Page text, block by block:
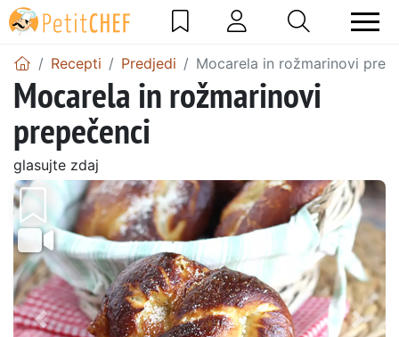
Recepti Predjedi Mocarela in rožmarinovi
Mocarela in rožmarinovi
prepečenci
glasujte zdaj
Prejšnji